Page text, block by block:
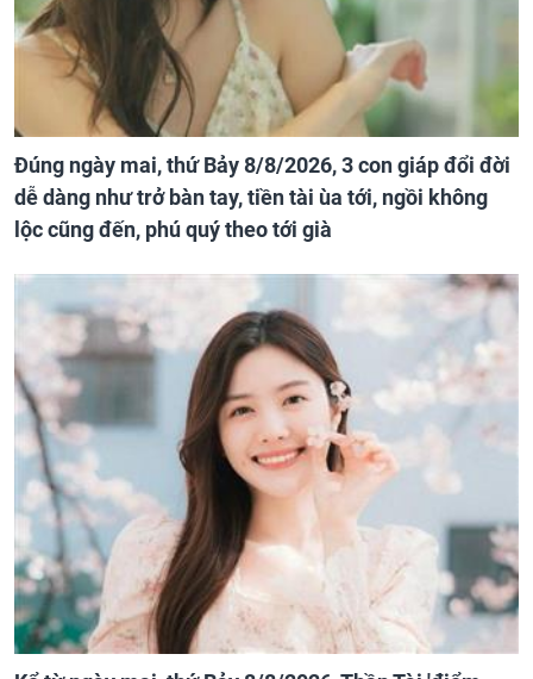
Đúng ngày mai, thứ Bảy 8/8/2026, 3 con giáp đổi đời
dễ dàng như trở bàn tay, tiền tài ùa tới, ngồi không
lộc cũng đến, phú quý theo tới già